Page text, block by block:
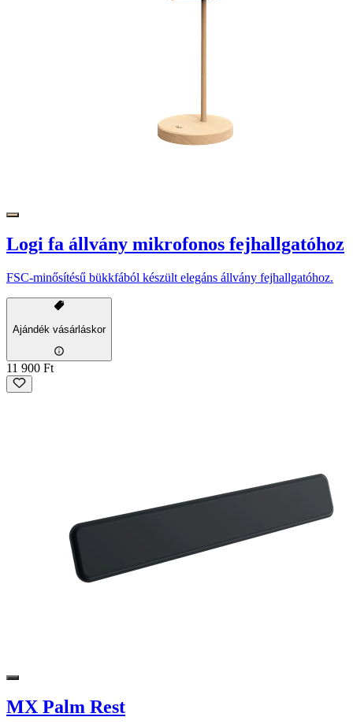
Logi fa állvány mikrofonos fejhallgatóhoz
FSC-minősítésű bükkfából készült elegáns állvány fejhallgatóhoz.
Ajándék vásárláskor
11 900 Ft
MX Palm Rest